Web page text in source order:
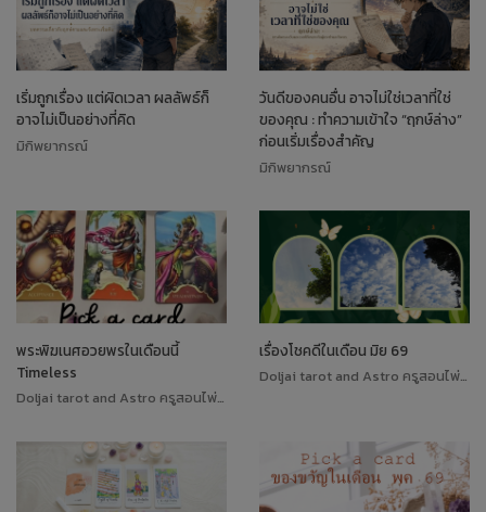
เริ่มถูกเรื่อง แต่ผิดเวลา ผลลัพธ์ก็
อาจไม่เป็นอย่างที่คิด
มิกิพยากรณ์
วันดีของคนอื่น อาจไม่ใช่เวลาที่ใช่
ของคุณ : ทำความเข้าใจ “ฤกษ์ล่าง”
ก่อนเริ่มเรื่องสำคัญ
มิกิพยากรณ์
พระพิฆเนศอวยพรในเดือนนี้
Timeless
Doljai tarot and Astro ครูสอนไพ่ทาโรต์
เรื่องโชคดีในเดือน มิย 69
Doljai tarot and Astro ครูสอนไพ่ทาโรต์